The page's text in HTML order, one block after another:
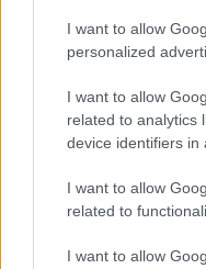
I want to allow
personalized
I want to allow
related to analytics
device identifiers in
I want to allow
related to
I want to allow
Ethereum
BNB
(XRP)